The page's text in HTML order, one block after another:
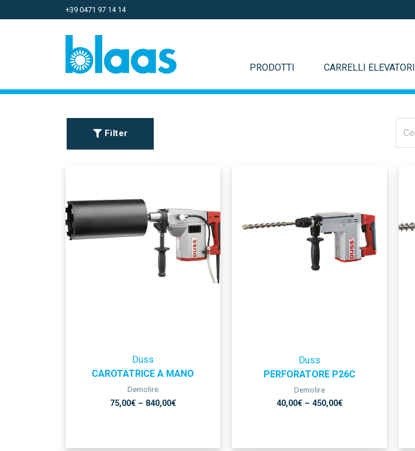
+39 0471 97 14 14
PRODOTTI CARRELLI ELEVATORI
Filter
Duss
CAROTATRICE A MANO
Demolire
75,00€ – 840,00€
Duss
PERFORATORE P26C
Demolire
40,00€ – 450,00€